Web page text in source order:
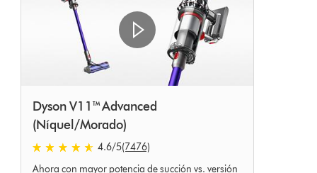
Dyson V11™ Advanced
(Níquel/Morado)
4.6
estrellas
4.6/5(7476)
Ahora con mayor potencia de succión vs. versión